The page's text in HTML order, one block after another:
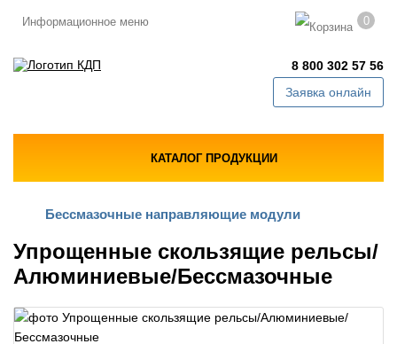
Информационное меню 0
8 800 302 57 56
Заявка онлайн
КАТАЛОГ ПРОДУКЦИИ
Бессмазочные направляющие модули
Упрощенные скользящие рельсы/
Алюминиевые/Бессмазочные